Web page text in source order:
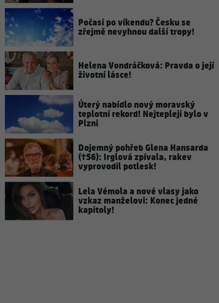
Počasí po víkendu? Česku se
zřejmě nevyhnou další tropy!
Helena Vondráčková: Pravda o její
životní lásce!
Úterý nabídlo nový moravský
teplotní rekord! Nejtepleji bylo v
Plzni
Dojemný pohřeb Glena Hansarda
(†56): Irglová zpívala, rakev
vyprovodil potlesk!
Lela Vémola a nové vlasy jako
vzkaz manželovi: Konec jedné
kapitoly!